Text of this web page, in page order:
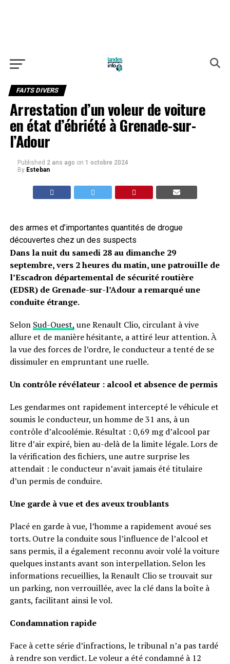
FAITS DIVERS
Arrestation d’un voleur de voiture
en état d’ébriété à Grenade-sur-
l’Adour
Published 2 ans ago on 1 octobre 2024
By Esteban
des armes et d’importantes quantités de drogue
découvertes chez un des suspects
Dans la nuit du samedi 28 au dimanche 29
septembre, vers 2 heures du matin, une patrouille de
l’Escadron départemental de sécurité routière
(EDSR) de Grenade-sur-l’Adour a remarqué une
conduite étrange.
Selon Sud-Ouest, une Renault Clio, circulant à vive
allure et de manière hésitante, a attiré leur attention. À
la vue des forces de l’ordre, le conducteur a tenté de se
dissimuler en empruntant une ruelle.
Un contrôle révélateur : alcool et absence de permis
Les gendarmes ont rapidement intercepté le véhicule et
soumis le conducteur, un homme de 31 ans, à un
contrôle d’alcoolémie. Résultat : 0,69 mg d’alcool par
litre d’air expiré, bien au-delà de la limite légale. Lors de
la vérification des fichiers, une autre surprise les
attendait : le conducteur n’avait jamais été titulaire
d’un permis de conduire.
Une garde à vue et des aveux troublants
Placé en garde à vue, l’homme a rapidement avoué ses
torts. Outre la conduite sous l’influence de l’alcool et
sans permis, il a également reconnu avoir volé la voiture
quelques instants avant son interpellation. Selon les
informations recueillies, la Renault Clio se trouvait sur
un parking, non verrouillée, avec la clé dans la boîte à
gants, facilitant ainsi le vol.
Condamnation rapide
Face à cette série d’infractions, le tribunal n’a pas tardé
à rendre son verdict. Le voleur a été condamné à 12